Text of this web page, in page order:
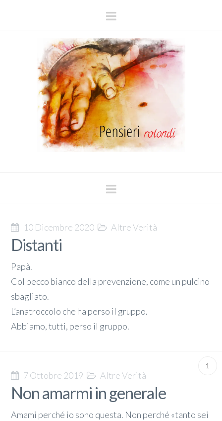
Navigation
Navigation
10 Dicembre 2020 Altre Verità
Distanti
Papà.
Col becco bianco della prevenzione, come un pulcino
sbagliato.
L’anatroccolo che ha perso il gruppo.
Abbiamo, tutti, perso il gruppo.
1
7 Ottobre 2019 Altre Verità
Non amarmi in generale
Amami perché io sono questa. Non perché «tanto sei